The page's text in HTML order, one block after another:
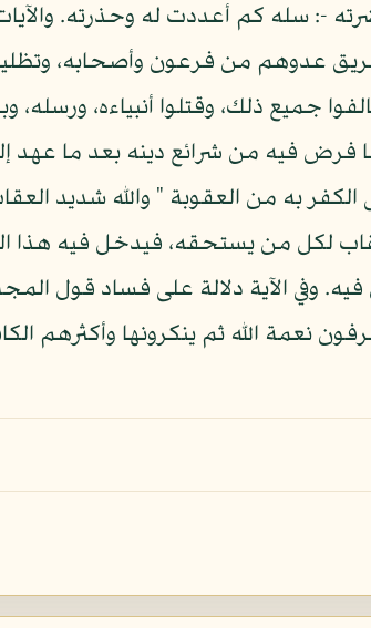
-: سله كم أعددت له وحذرته.
عدوهم من فرعون وأصحابه،
جميع ذلك، وقتلوا أنبياءه،
وما فرض فيه من شرائع دينه بعد ما عهد
الكفر به من العقوبة " والله شديد
لكل من يستحقه، فيدخل فيه هذا
وفي الآية دلالة على فساد قول